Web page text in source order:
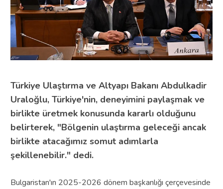
Türkiye Ulaştırma ve Altyapı Bakanı Abdulkadir
Uraloğlu, Türkiye'nin, deneyimini paylaşmak ve
birlikte üretmek konusunda kararlı olduğunu
belirterek, "Bölgenin ulaştırma geleceği ancak
birlikte atacağımız somut adımlarla
şekillenebilir." dedi.
Bulgaristan'ın 2025-2026 dönem başkanlığı çerçevesinde